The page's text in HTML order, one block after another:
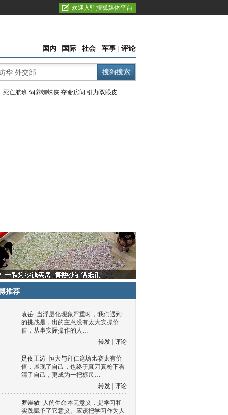
欢迎入驻搜狐媒体平台
国内 国际 社会 军事 评论
死亡航班 饲养蜘蛛侠 夺命房间 引力双眼皮
推荐
袁岳 当浮层化现象严重时，我们遇到
的挑战是，出的主意没有太大实操价
值，从事实际操作的人…
转发
评论
足夜王涛 恒大与拜仁这场比赛太有价
值，展现了自己，也终于真刀真枪下看
清了自己，更成为一把标尺…
转发
评论
罗崇敏 人的生命本无意义，是学习和
实践赋予了它意义。应该把学习作为人